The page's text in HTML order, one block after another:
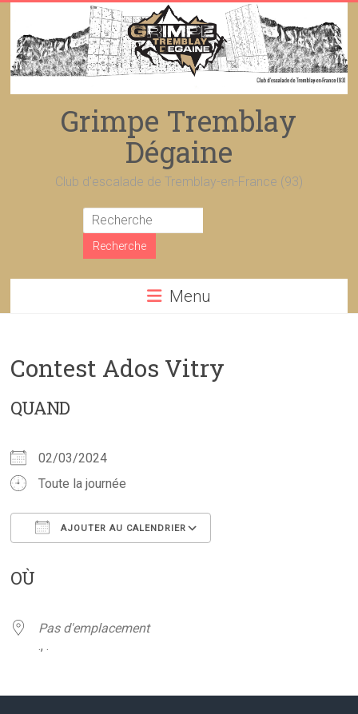
content
Grimpe Tremblay
Dégaine
Club d'escalade de Tremblay-en-France (93)
Menu
Contest Ados Vitry
QUAND
02/03/2024
Toute la journée
AJOUTER AU CALENDRIER
OÙ
Pas d'emplacement
., .